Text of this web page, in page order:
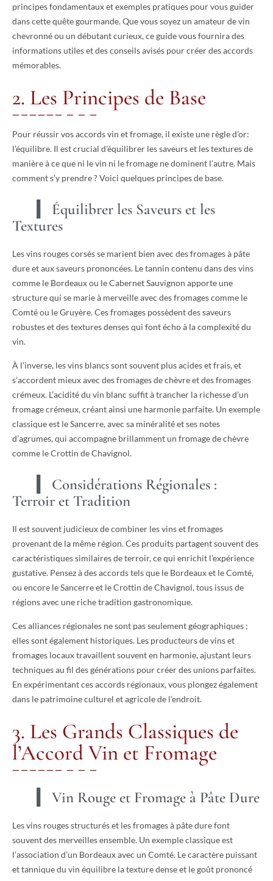
principes fondamentaux et exemples pratiques pour vous guider
dans cette quête gourmande. Que vous soyez un amateur de vin
chevronné ou un débutant curieux, ce guide vous fournira des
informations utiles et des conseils avisés pour créer des accords
mémorables.
2. Les Principes de Base
Pour réussir vos accords vin et fromage, il existe une règle d’or:
l’équilibre. Il est crucial d’équilibrer les saveurs et les textures de
manière à ce que ni le vin ni le fromage ne dominent l’autre. Mais
comment s’y prendre ? Voici quelques principes de base.
Équilibrer les Saveurs et les
Textures
Les vins rouges corsés se marient bien avec des fromages à pâte
dure et aux saveurs prononcées. Le tannin contenu dans des vins
comme le Bordeaux ou le Cabernet Sauvignon apporte une
structure qui se marie à merveille avec des fromages comme le
Comté ou le Gruyère. Ces fromages possèdent des saveurs
robustes et des textures denses qui font écho à la complexité du
vin.
À l’inverse, les vins blancs sont souvent plus acides et frais, et
s’accordent mieux avec des fromages de chèvre et des fromages
crémeux. L’acidité du vin blanc suffit à trancher la richesse d’un
fromage crémeux, créant ainsi une harmonie parfaite. Un exemple
classique est le Sancerre, avec sa minéralité et ses notes
d’agrumes, qui accompagne brillamment un fromage de chèvre
comme le Crottin de Chavignol.
Considérations Régionales :
Terroir et Tradition
Il est souvent judicieux de combiner les vins et fromages
provenant de la même région. Ces produits partagent souvent des
caractéristiques similaires de terroir, ce qui enrichit l’expérience
gustative. Pensez à des accords tels que le Bordeaux et le Comté,
ou encore le Sancerre et le Crottin de Chavignol, tous issus de
régions avec une riche tradition gastronomique.
Ces alliances régionales ne sont pas seulement géographiques ;
elles sont également historiques. Les producteurs de vins et
fromages locaux travaillent souvent en harmonie, ajustant leurs
techniques au fil des générations pour créer des unions parfaites.
En expérimentant ces accords régionaux, vous plongez également
dans le patrimoine culturel et agricole de l’endroit.
3. Les Grands Classiques de
l’Accord Vin et Fromage
Vin Rouge et Fromage à Pâte Dure
Les vins rouges structurés et les fromages à pâte dure font
souvent des merveilles ensemble. Un exemple classique est
l’association d’un Bordeaux avec un Comté. Le caractère puissant
et tannique du vin équilibre la texture dense et le goût prononcé